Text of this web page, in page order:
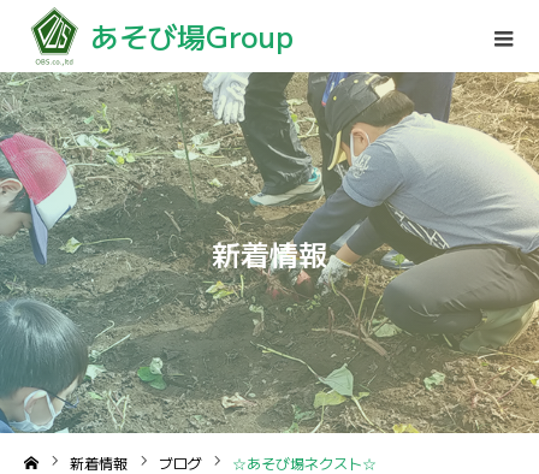
あそび場Group
新着情報
新着情報 ブログ ☆あそび場ネクスト☆